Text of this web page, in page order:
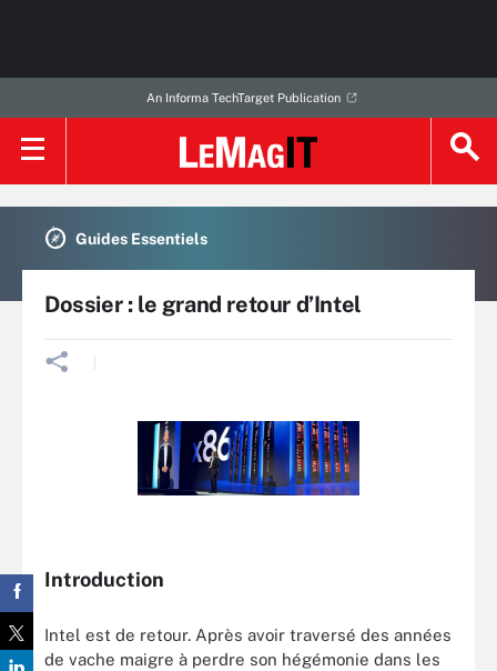
An Informa TechTarget Publication
Guides Essentiels
Dossier : le grand retour d’Intel
Introduction
Intel est de retour. Après avoir traversé des années
de vache maigre à perdre son hégémonie dans les